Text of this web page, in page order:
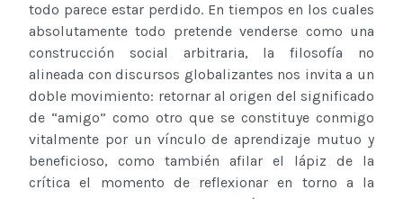
todo parece estar perdido. En tiempos en los cuales
absolutamente todo pretende venderse como una
construcción social arbitraria, la filosofía no
alineada con discursos globalizantes nos invita a un
doble movimiento: retornar al origen del significado
de “amigo” como otro que se constituye conmigo
vitalmente por un vínculo de aprendizaje mutuo y
beneficioso, como también afilar el lápiz de la
crítica el momento de reflexionar en torno a la